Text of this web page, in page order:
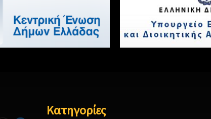
Κατηγορίες